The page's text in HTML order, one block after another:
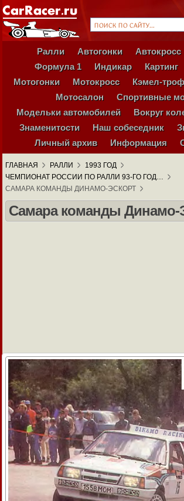
Ралли Автогонки Автокросс
Формула 1
Индикар Картинг
Мотогонки
Мотокросс Кэмел-
Мотосалон
Спортивные
Модельки автомобилей
Вокруг
Знаменитости
Наш собеседник
Личный архив
Информация
ГЛАВНАЯ РАЛЛИ
1993 ГОД
ЧЕМПИОНАТ РОССИИ ПО РАЛЛИ 93-ГО ГОД…
САМАРА КОМАНДЫ ДИНАМО-ЭСКОРТ
Самара команды Динамо-